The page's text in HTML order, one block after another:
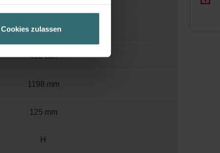
über einen Link in der
Cookies zulassen
1200
496 mm
1198 mm
125 mm
H